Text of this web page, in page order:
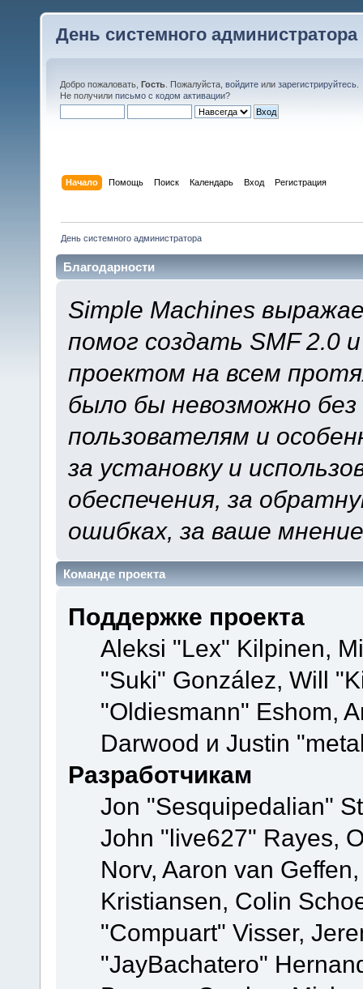
День системного администратора
Добро пожаловать, Гость . Пожалуйста, войдите или зарегистрируйтесь
Не получили письмо с кодом активации?
Начало Помощь Поиск Календарь Вход Регистрация
День системного администратора
Благодарности
Simple Machines
помог создать SMF 2.0
проектом на всем
было бы невозможно
пользователям и
за установку и
обеспечения, за
ошибках, за ваше
Команде проекта
Поддержке проекта
Aleksi "Lex" Kilpinen,
"Suki" González, Will
"Oldiesmann" Eshom,
Darwood и Justin
Разработчикам
Jon "Sesquipedalian"
John "live627" Rayes,
Norv, Aaron van
Kristiansen, Colin
"Compuart" Visser,
"JayBachatero"